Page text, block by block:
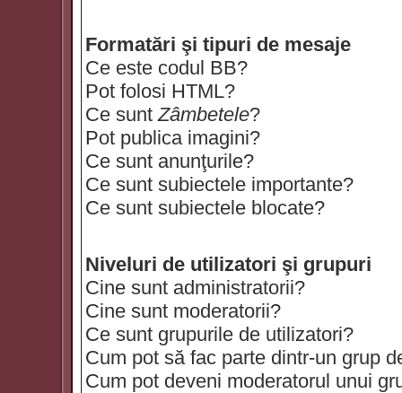
Formatări şi tipuri de mesaje
Ce este codul BB?
Pot folosi HTML?
Ce suntZâmbetele?
Pot publica imagini?
Ce sunt anunţurile?
Ce sunt subiectele importante?
Ce sunt subiectele blocate?
Niveluri de utilizatori şi grupuri
Cine sunt administratorii?
Cine sunt moderatorii?
Ce sunt grupurile de utilizatori?
Cum pot să fac parte dintr-un grup
Cum pot deveni moderatorul unui